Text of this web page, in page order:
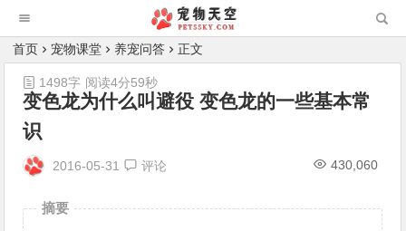
首页 宠物课堂 养宠问答 正文
变色龙为什么叫避役 变色龙的一些基本常
识
2016-05-31 评论 430,060
1498字 阅读4分59秒
摘要